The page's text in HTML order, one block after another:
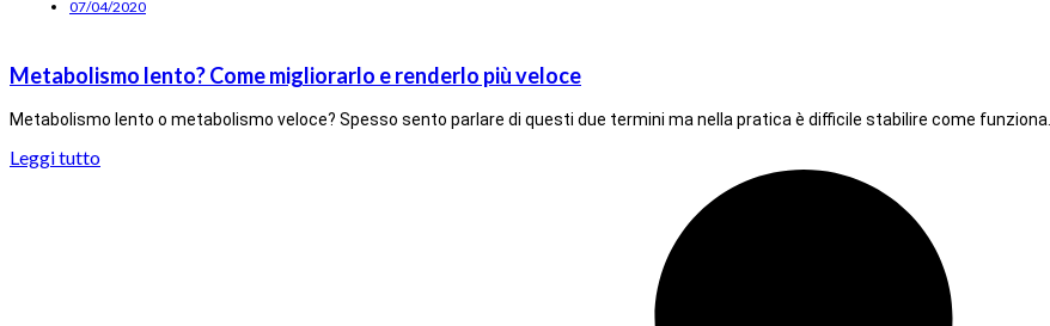
07/04/2020
Metabolismo lento? Come migliorarlo e renderlo più veloce
Metabolismo lento o metabolismo veloce? Spesso sento parlare di questi due termini ma nella pratica è difficile stabilire come funziona…
Leggi tutto